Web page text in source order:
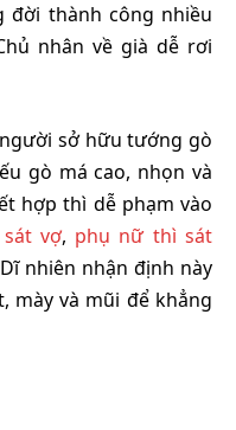
thành công nhiều
nhân về già dễ rơi
sở hữu tướng gò
gò má cao, nhọn và
hợp thì dễ phạm vào
vợ, phụ nữ thì sát
nhiên nhận định này
mày và mũi để khẳng